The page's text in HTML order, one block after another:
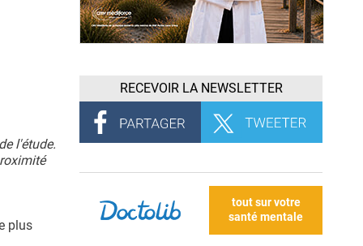
l'étude.
plus
RECEVOIR LA NEWSLETTER
tout sur votre
santé mentale